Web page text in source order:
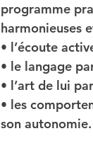
programme
harmonieuses
• l’écoute
• le langage
• l’art de lui
• les
son autonomie.